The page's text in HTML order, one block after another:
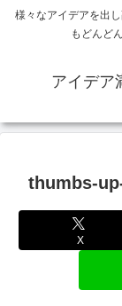
様々なアイデアを出
もどんど
アイデア
thumbs-
X